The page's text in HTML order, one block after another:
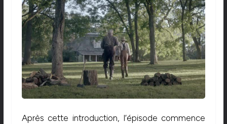
Après cette introduction, l’épisode commence